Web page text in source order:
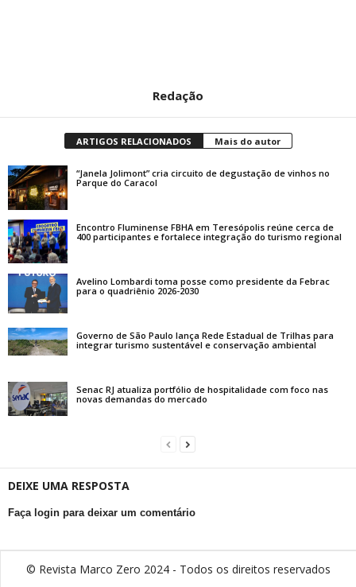
Redação
ARTIGOS RELACIONADOS Mais do autor
“Janela Jolimont” cria circuito de degustação de vinhos no
Parque do Caracol
Encontro Fluminense FBHA em Teresópolis reúne cerca de
400 participantes e fortalece integração do turismo regional
Avelino Lombardi toma posse como presidente da Febrac
para o quadriênio 2026-2030
Governo de São Paulo lança Rede Estadual de Trilhas para
integrar turismo sustentável e conservação ambiental
Senac RJ atualiza portfólio de hospitalidade com foco nas
novas demandas do mercado
DEIXE UMA RESPOSTA
Faça login para deixar um comentário
© Revista Marco Zero 2024 - Todos os direitos reservados